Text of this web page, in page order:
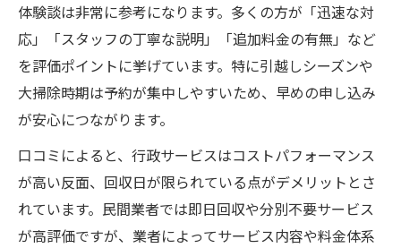
体験談は非常に参考になります。多くの方が「迅速な対
応」「スタッフの丁寧な説明」「追加料金の有無」など
を評価ポイントに挙げています。特に引越しシーズンや
大掃除時期は予約が集中しやすいため、早めの申し込み
が安心につながります。
口コミによると、行政サービスはコストパフォーマンス
が高い反面、回収日が限られている点がデメリットとさ
れています。民間業者では即日回収や分別不要サービス
が高評価ですが、業者によってサービス内容や料金体系